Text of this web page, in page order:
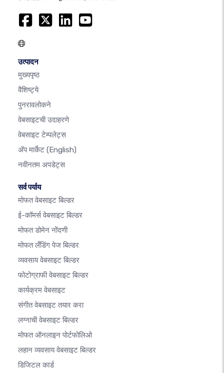
उत्पादन
मुख्यपृष्ठ
वैशिष्ट्ये
पुनरावलोकने
वेबसाइटची उदाहरणे
वेबसाइट टेम्पलेट्स
अ‍ॅप मार्केट (English)
नवीनतम अपडेट्स
सर्व पर्याय
मोफत वेबसाइट बिल्डर
ई-कॉमर्स वेबसाइट बिल्डर
मोफत डोमेन नोंदणी
मोफत लँडिंग पेज बिल्डर
व्यवसाय वेबसाइट बिल्डर
फोटोग्राफी वेबसाइट बिल्डर
कार्यक्रम वेबसाइट
संगीत वेबसाइट तयार करा
लग्नाची वेबसाइट बिल्डर
मोफत ऑनलाइन पोर्टफोलिओ
लहान व्यवसाय वेबसाइट बिल्डर
डिजिटल कार्ड